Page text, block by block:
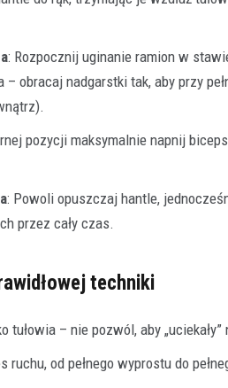
: Rozpocznij uginanie ramion w
obracaj nadgarstki tak, aby przy
pozycji maksymalnie napnij
: Powoli opuszczaj hantle,
przez cały czas.
techniki
tułowia – nie pozwól, aby „uciekały”
ruchu, od pełnego wyprostu do